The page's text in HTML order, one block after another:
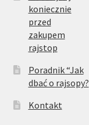
koniecznie
przed
zakupem
rajstop
Poradnik “Jak
dbać o rajsopy?
Kontakt